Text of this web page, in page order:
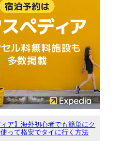
ィア】海外初心者でも簡単にク
って格安でタイに行く方法